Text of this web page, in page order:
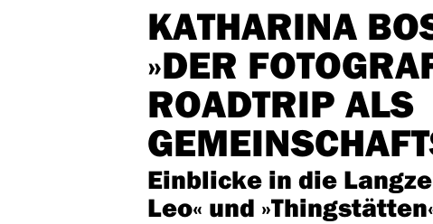
KATHARINA
»DER
ROADTRIP ALS
Einblicke in die
Leo« und